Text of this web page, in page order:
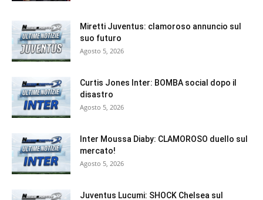
Miretti Juventus: clamoroso annuncio sul
suo futuro
Agosto 5, 2026
Curtis Jones Inter: BOMBA social dopo il
disastro
Agosto 5, 2026
Inter Moussa Diaby: CLAMOROSO duello sul
mercato!
Agosto 5, 2026
Juventus Lucumi: SHOCK Chelsea sul